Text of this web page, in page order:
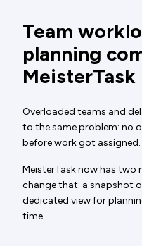
Team
planning
MeisterTask
Overloaded teams and
to the same problem: no
before work got assigned.
MeisterTask now has
change that: a snapshot
dedicated view for
time.